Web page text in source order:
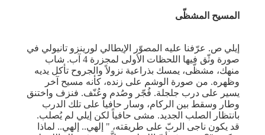
المسيح المشظّى
إيلي ص. عرّفنا عليه المصوّر الإيطالي لورينزو تانيولي في
صورة وثّق فيها اللحظات الأولى لمجزرة 4 آب. شاب
منهك، مشظّى، يمسك بذراعية نزولاً والجروح تأكل يديه
وظهره. من صورة الوشم على زنده، كأنه مسيح آخر
يسير على درب جلجلة. فُجّر وصُدم وعُنّف. فنزف واختنق
وطار وسقط بين الركام، وسار حافياً على تلك الدرب
بانتظار الصلب الجديد. مشى حافياً لكن إيلي لم يُصلب.
قد يكون ناجى الربّ على طريقته، " إلهي.. إلهي.. لماذا